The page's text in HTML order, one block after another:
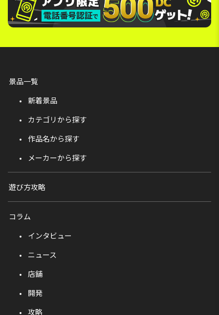
景品一覧
新着景品
カテゴリから探す
作品名から探す
メーカーから探す
遊び方攻略
コラム
インタビュー
ニュース
店舗
開発
攻略